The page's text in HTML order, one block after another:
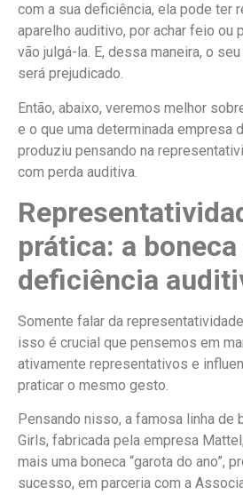
com a sua deficiência, ela pode ter
aparelho auditivo, por achar feio ou
vão julgá-la. E, dessa maneira, o
será prejudicado.
Então, abaixo, veremos melhor
e o que uma determinada empresa
produziu pensando na
com perda auditiva.
prática: a
deficiência
Somente falar da
isso é crucial que pensemos em
ativamente representativos e
praticar o mesmo gesto.
Pensando nisso, a famosa linha de
Girls, fabricada pela empresa
mais uma boneca “garota do ano”,
sucesso, em parceria com a